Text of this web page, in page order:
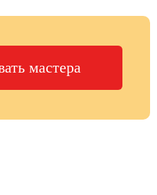
мастера